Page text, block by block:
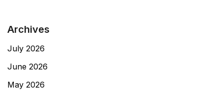
Archives
July 2026
June 2026
May 2026